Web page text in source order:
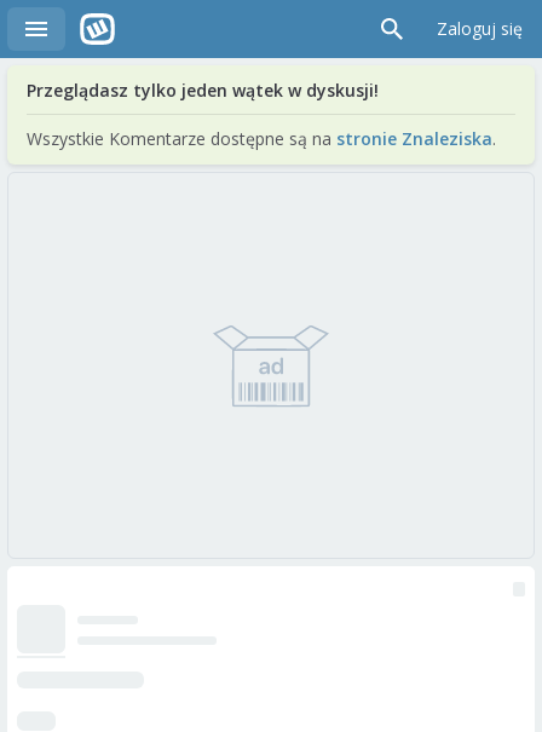
Zaloguj się
Przeglądasz tylko jeden wątek w dyskusji!
Wszystkie Komentarze dostępne są na stronie Znaleziska.